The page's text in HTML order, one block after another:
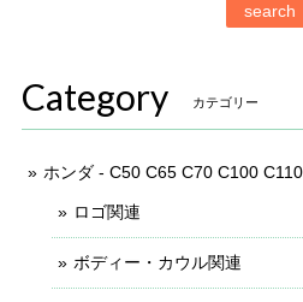
search
Category カテゴリー
ホンダ - C50 C65 C70 C100 C110
ロゴ関連
ボディー・カウル関連